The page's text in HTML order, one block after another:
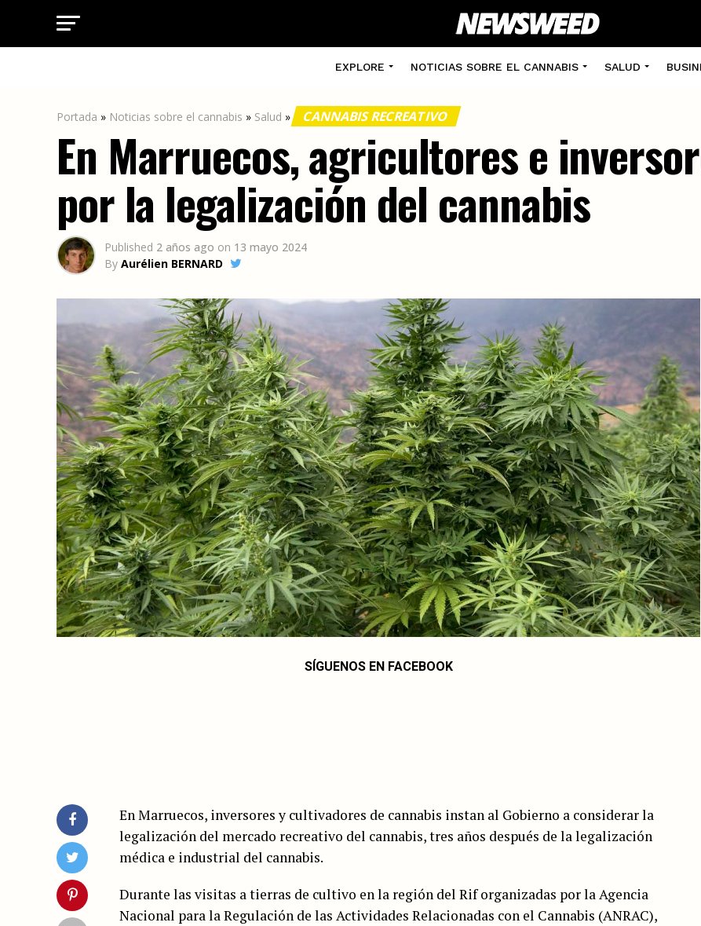
EXPLORE NOTICIAS SOBRE EL CANNABIS SALUD
Portada » Noticias sobre el cannabis » Salud » CANNABIS RECREATIVO
En Marruecos, agricultores e
por la legalización del cannabis
Published 2 años ago on 13 mayo 2024
By Aurélien BERNARD
SÍGUENOS EN FACEBOOK
En Marruecos, inversores y cultivadores de cannabis instan al Gobierno a considerar la
legalización del mercado recreativo del cannabis, tres años después de la legalización
médica e industrial del cannabis.
Durante las visitas a tierras de cultivo en la región del Rif organizadas por la Agencia
Nacional para la Regulación de las Actividades Relacionadas con el Cannabis (ANRAC),